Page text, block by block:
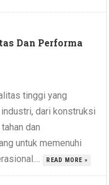
Dan Performa
tinggi yang
dari konstruksi
dan
untuk memenuhi
READ MORE »